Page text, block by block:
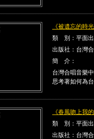
《被遺忘的時
類 別：平面
出版社：台灣
簡 介：
台灣合唱音樂
思考著如何為
《春風吻上我
類 別：平面
出版社：台灣